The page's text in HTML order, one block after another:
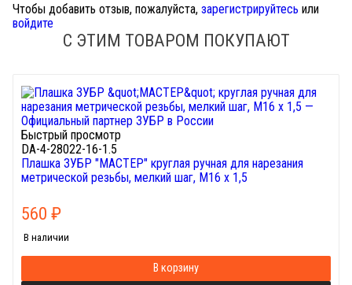
Чтобы добавить отзыв, пожалуйста, зарегистрируйтесь или
войдите
С ЭТИМ ТОВАРОМ ПОКУПАЮТ
Быстрый просмотр
DA-4-28022-16-1.5
Плашка ЗУБР "МАСТЕР" круглая ручная для нарезания
метрической резьбы, мелкий шаг, М16 x 1,5
560 ₽
В наличии
В корзину